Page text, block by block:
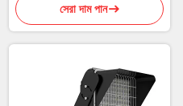
সেরা দাম পান